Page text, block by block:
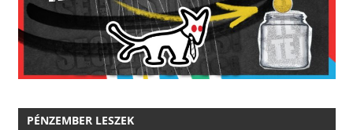
PÉNZEMBER LESZEK